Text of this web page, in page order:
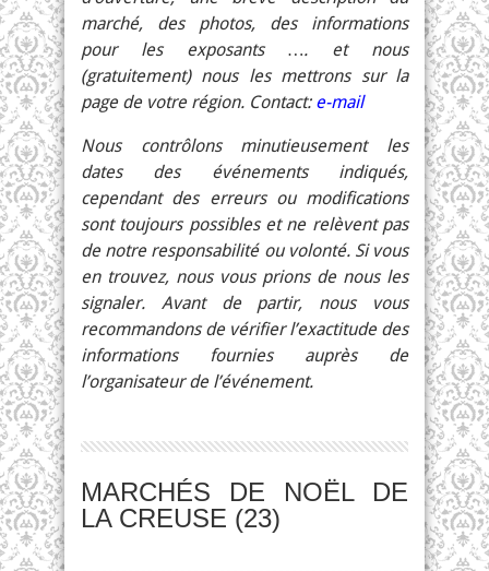
marché, des photos, des informations
pour les exposants …. et nous
(gratuitement) nous les mettrons sur la
page de votre région. Contact: e-mail
Nous contrôlons minutieusement les
dates des événements indiqués,
cependant des erreurs ou modifications
sont toujours possibles et ne relèvent pas
de notre responsabilité ou volonté. Si vous
en trouvez, nous vous prions de nous les
signaler. Avant de partir, nous vous
recommandons de vérifier l’exactitude des
informations fournies auprès de
l’organisateur de l’événement.
MARCHÉS DE NOËL DE
LA CREUSE (23)